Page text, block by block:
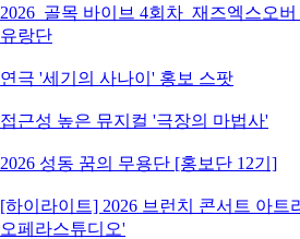
2026_골목 바이브 4회차_재즈엑스오
유랑단
연극 '세기의 사나이' 홍보 스팟
접근성 높은 뮤지컬 '극장의 마법사'
2026 성동 꿈의 무용단 [홍보단 12기]
[하이라이트] 2026 브런치 콘서트 아트
오페라스튜디오'